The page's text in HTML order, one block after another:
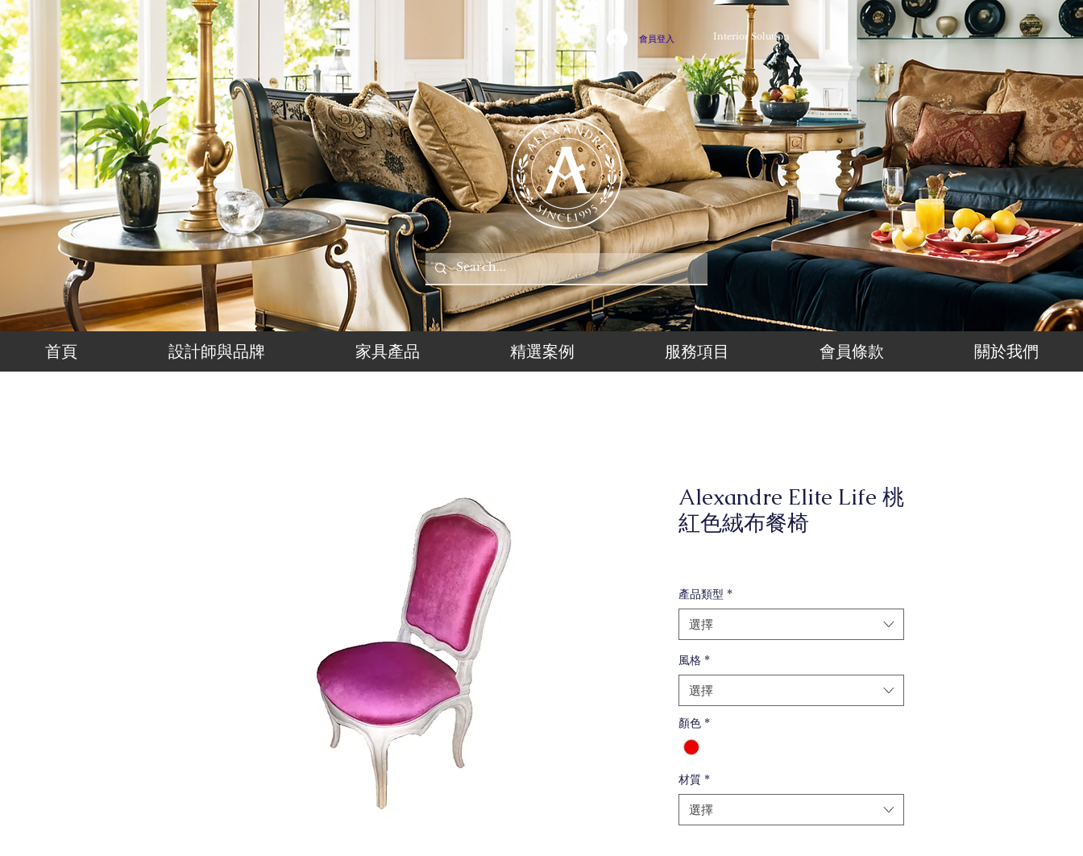
Interior Solution
會員登入
首頁 設計師與品牌 家具產品 精選案例 服務項目 會員條款 關於我們
Alexandre Elite Life 桃
紅色絨布餐椅
產品類型 *
選擇
風格 *
選擇
顏色 *
材質 *
選擇